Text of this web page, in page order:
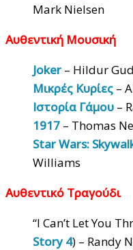
Mark Nielsen
Αυθεντική Μουσική
Joker – Hildur
Μικρές Κυρίες –
Ιστορία Γάμου –
1917 – Thomas
Star Wars:
Williams
Αυθεντικό Τραγούδι
“I Can’t Let You
Story 4) – Randy